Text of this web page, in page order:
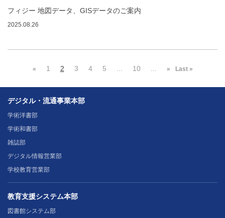
フィジー 地図データ、GISデータのご案内
2025.08.26
« 1 2 3 4 5 10 » Last »
デジタル・流通事業本部
学術洋書部
学術和書部
雑誌部
デジタル情報営業部
学校教育営業部
教育支援システム本部
図書館システム部